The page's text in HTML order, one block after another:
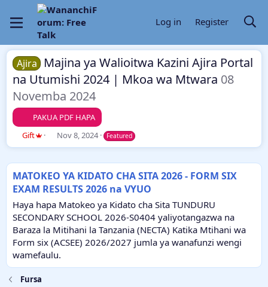
Log in Register
Ajira
Majina ya Walioitwa Kazini Ajira Portal
na Utumishi 2024 | Mkoa wa Mtwara 08
Novemba 2024
PAKUA PDF HAPA
A
u
h
o
r
Gift
C
r
a
t
i
n
d
a
t
e
Nov 8, 2024 Featured
MATOKEO YA KIDATO CHA SITA 2026 - FORM SIX
EXAM RESULTS 2026 na VYUO
Haya hapa Matokeo ya Kidato cha Sita TUNDURU
SECONDARY SCHOOL 2026-S0404 yaliyotangazwa na
Baraza la Mitihani la Tanzania (NECTA) Katika Mtihani wa
Form six (ACSEE) 2026/2027 jumla ya wanafunzi wengi
wamefaulu.
Fursa